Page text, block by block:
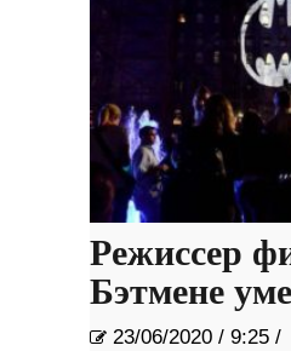
Режиссер
Бэтмене
23/06/2020 / 9:25 /